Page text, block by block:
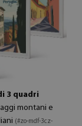
3 quadri
montani e
(#zo-mdf-3cz-